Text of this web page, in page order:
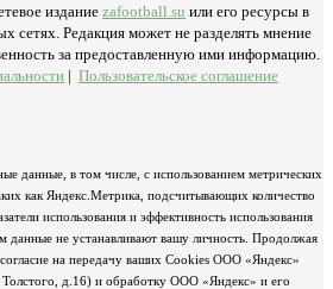
издание zafootball.su или его ресурсы в
сетях. Редакция может не разделять мнение
за предоставленную ими информацию.
| Пользовательское соглашение
данные, в том числе, с использованием метрических
как Яндекс.Метрика, подсчитывающих количество
использования и эффективность использования
данные не устанавливают вашу личность. Продолжая
согласие на передачу ваших Cookies ООО «Яндекс»
д.16) и обработку ООО «Яндекс» и его